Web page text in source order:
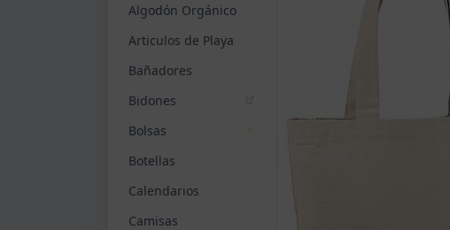
Algodón Orgánico
Articulos de Playa
Bañadores
Bidones
Bolsas
Botellas
Calendarios
Camisas